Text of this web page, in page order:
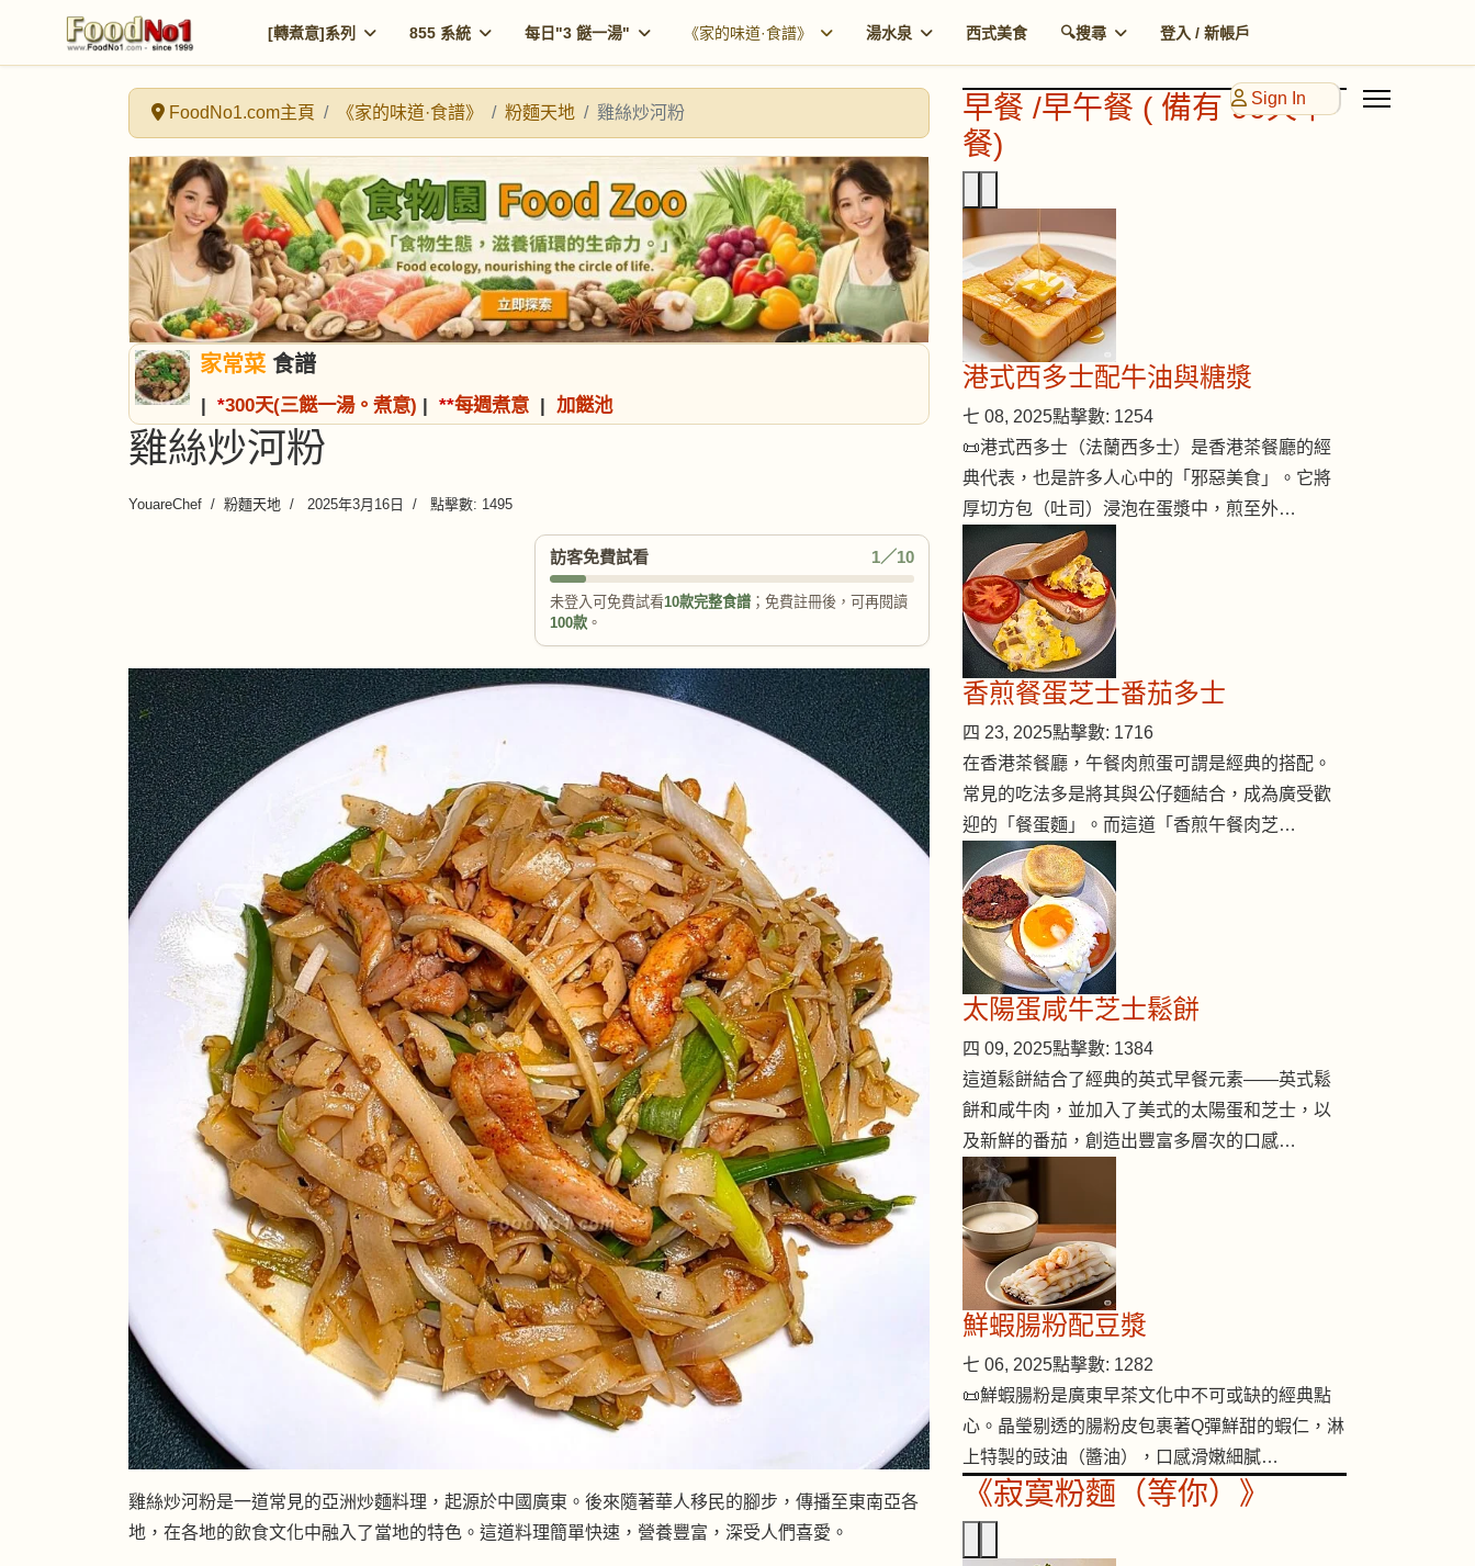
[轉煮意]系列 855 系統 每日"3 餸一湯" 《家的味道·食譜》 湯水泉 西式美食 🔍搜尋 登入 / 新帳戶
Sign In
FoodNo1.com主頁 《家的味道·食譜》 粉麵天地 雞絲炒河粉
家常菜 食譜
| *300天(三餸一湯。煮意) | **每週煮意 | 加餸池
雞絲炒河粉
YouareChef 粉麵天地 2025年3月16日 點擊數: 1495
訪客免費試看 1／10
未登入可免費試看10款完整食譜 ；免費註冊後，可再閱讀
100款 。
雞絲炒河粉是一道常見的亞洲炒麵料理，起源於中國廣東。後來隨著華人移民的腳步，傳播至東南亞各
地，在各地的飲食文化中融入了當地的特色。這道料理簡單快速，營養豐富，深受人們喜愛。
早餐 /早午餐 ( 備有 90天早
餐)
港式西多士配牛油與糖漿
七 08, 2025點擊數: 1254
📜港式西多士（法蘭西多士）是香港茶餐廳的經
典代表，也是許多人心中的「邪惡美食」。它將
厚切方包（吐司）浸泡在蛋漿中，煎至外…
香煎餐蛋芝士番茄多士
四 23, 2025點擊數: 1716
在香港茶餐廳，午餐肉煎蛋可謂是經典的搭配。
常見的吃法多是將其與公仔麵結合，成為廣受歡
迎的「餐蛋麵」。而這道「香煎午餐肉芝…
太陽蛋咸牛芝士鬆餅
四 09, 2025點擊數: 1384
這道鬆餅結合了經典的英式早餐元素——英式鬆
餅和咸牛肉，並加入了美式的太陽蛋和芝士，以
及新鮮的番茄，創造出豐富多層次的口感…
鮮蝦腸粉配豆漿
七 06, 2025點擊數: 1282
📜鮮蝦腸粉是廣東早茶文化中不可或缺的經典點
心。晶瑩剔透的腸粉皮包裹著Q彈鮮甜的蝦仁，淋
上特製的豉油（醬油），口感滑嫩細膩…
《寂寞粉麵（等你）》